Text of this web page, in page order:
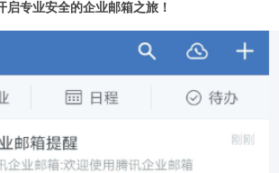
专业安全的企业邮箱之旅！